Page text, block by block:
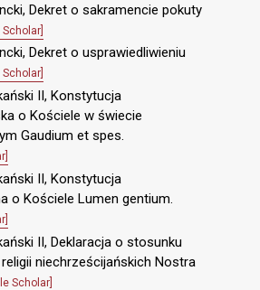
Dekret o sakramencie pokuty
Scholar]
Dekret o usprawiedliwieniu
Scholar]
II, Konstytucja
o Kościele w świecie
Gaudium et spes.
II, Konstytucja
o Kościele Lumen gentium.
II, Deklaracja o stosunku
niechrześcijańskich Nostra
Scholar]